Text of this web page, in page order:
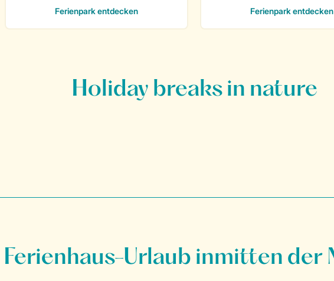
Ferienhaus-Urlaub inmitten der